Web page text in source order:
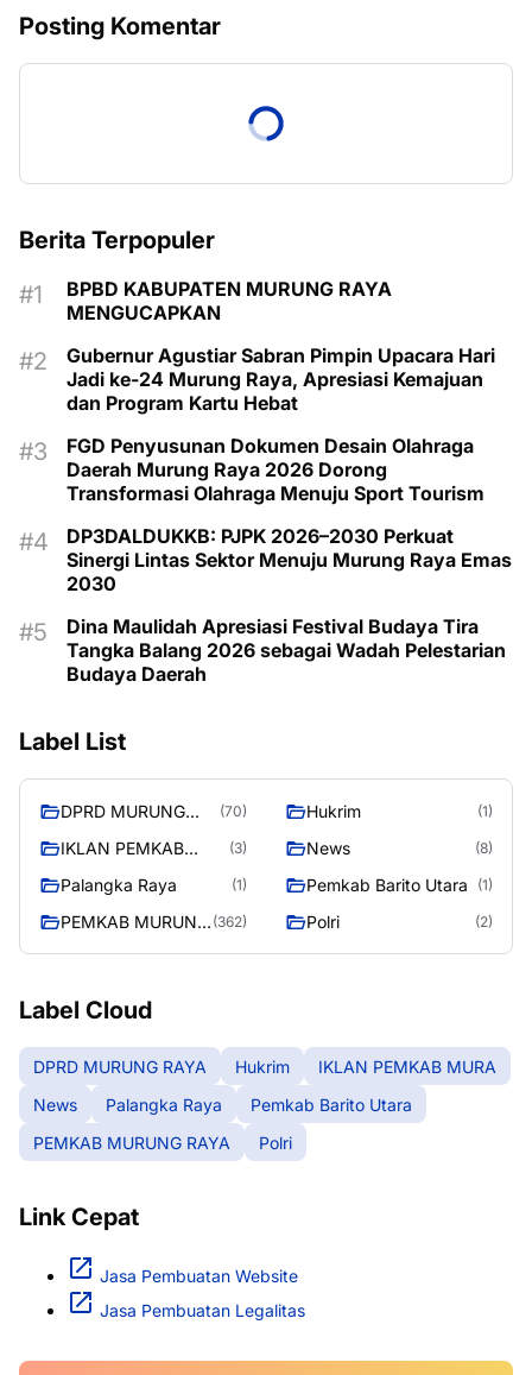
Posting Komentar
Berita Terpopuler
BPBD KABUPATEN MURUNG RAYA
MENGUCAPKAN
Gubernur Agustiar Sabran Pimpin Upacara Hari
Jadi ke-24 Murung Raya, Apresiasi Kemajuan
dan Program Kartu Hebat
FGD Penyusunan Dokumen Desain Olahraga
Daerah Murung Raya 2026 Dorong
Transformasi Olahraga Menuju Sport Tourism
DP3DALDUKKB: PJPK 2026–2030 Perkuat
Sinergi Lintas Sektor Menuju Murung Raya Emas
2030
Dina Maulidah Apresiasi Festival Budaya Tira
Tangka Balang 2026 sebagai Wadah Pelestarian
Budaya Daerah
Label List
DPRD MURUNG
(70) Hukrim (1)
IKLAN PEMKAB
(3) News (8)
Palangka Raya (1) Pemkab Barito Utara (1)
PEMKAB MURUNG (362) Polri (2)
Label Cloud
DPRD MURUNG RAYA Hukrim
IKLAN PEMKAB MURA
News
Palangka Raya
Pemkab Barito Utara
PEMKAB MURUNG RAYA
Polri
Link Cepat
Jasa Pembuatan Website
Jasa Pembuatan Legalitas